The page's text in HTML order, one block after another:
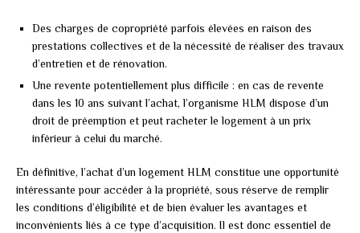
Des charges de copropriété parfois élevées en raison des
prestations collectives et de la nécessité de réaliser des travaux
d’entretien et de rénovation.
Une revente potentiellement plus difficile : en cas de revente
dans les 10 ans suivant l’achat, l’organisme HLM dispose d’un
droit de préemption et peut racheter le logement à un prix
inférieur à celui du marché.
En définitive, l’achat d’un logement HLM constitue une opportunité
intéressante pour accéder à la propriété, sous réserve de remplir
les conditions d’éligibilité et de bien évaluer les avantages et
inconvénients liés à ce type d’acquisition. Il est donc essentiel de